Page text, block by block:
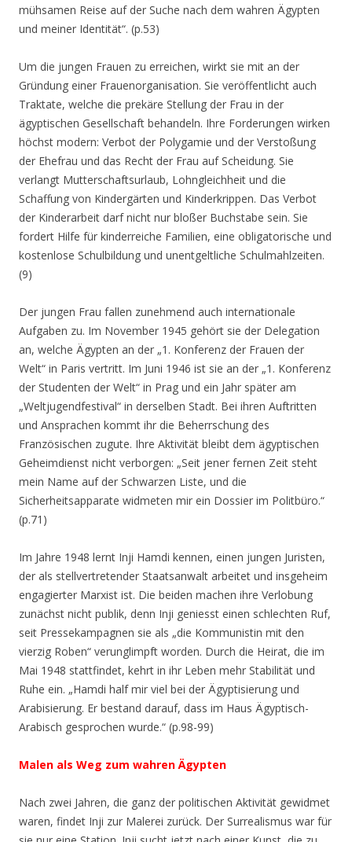
mühsamen Reise auf der Suche nach dem wahren Ägypten
und meiner Identität“. (p.53)
Um die jungen Frauen zu erreichen, wirkt sie mit an der
Gründung einer Frauenorganisation. Sie veröffentlicht auch
Traktate, welche die prekäre Stellung der Frau in der
ägyptischen Gesellschaft behandeln. Ihre Forderungen wirken
höchst modern: Verbot der Polygamie und der Verstoßung
der Ehefrau und das Recht der Frau auf Scheidung. Sie
verlangt Mutterschaftsurlaub, Lohngleichheit und die
Schaffung von Kindergärten und Kinderkrippen. Das Verbot
der Kinderarbeit darf nicht nur bloßer Buchstabe sein. Sie
fordert Hilfe für kinderreiche Familien, eine obligatorische und
kostenlose Schulbildung und unentgeltliche Schulmahlzeiten.
(9)
Der jungen Frau fallen zunehmend auch internationale
Aufgaben zu. Im November 1945 gehört sie der Delegation
an, welche Ägypten an der „1. Konferenz der Frauen der
Welt“ in Paris vertritt. Im Juni 1946 ist sie an der „1. Konferenz
der Studenten der Welt“ in Prag und ein Jahr später am
„Weltjugendfestival“ in derselben Stadt. Bei ihren Auftritten
und Ansprachen kommt ihr die Beherrschung des
Französischen zugute. Ihre Aktivität bleibt dem ägyptischen
Geheimdienst nicht verborgen: „Seit jener fernen Zeit steht
mein Name auf der Schwarzen Liste, und die
Sicherheitsapparate widmeten mir ein Dossier im Politbüro.“
(p.71)
Im Jahre 1948 lernt Inji Hamdi kennen, einen jungen Juristen,
der als stellvertretender Staatsanwalt arbeitet und insgeheim
engagierter Marxist ist. Die beiden machen ihre Verlobung
zunächst nicht publik, denn Inji geniesst einen schlechten Ruf,
seit Pressekampagnen sie als „die Kommunistin mit den
vierzig Roben“ verunglimpft worden. Durch die Heirat, die im
Mai 1948 stattfindet, kehrt in ihr Leben mehr Stabilität und
Ruhe ein. „Hamdi half mir viel bei der Ägyptisierung und
Arabisierung. Er bestand darauf, dass im Haus Ägyptisch-
Arabisch gesprochen wurde.“ (p.98-99)
Malen als Weg zum wahren Ägypten
Nach zwei Jahren, die ganz der politischen Aktivität gewidmet
waren, findet Inji zur Malerei zurück. Der Surrealismus war für